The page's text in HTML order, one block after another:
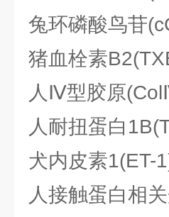
兔环磷酸鸟苷
猪血栓素
人Ⅳ型胶原
人耐扭蛋白
犬内皮素1(ET-
人接触蛋白相